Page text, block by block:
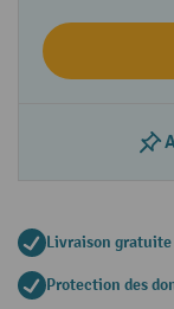
Livraison gratuite
Protection des